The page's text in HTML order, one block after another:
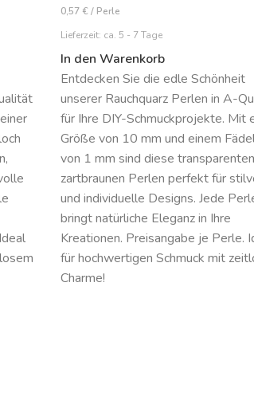
0,57 € / Perle
Lieferzeit: ca. 5 - 7 Tage
In den Warenkorb
Entdecken Sie die edle Schönheit
unserer Rauchquarz Perlen in A-
für Ihre DIY-Schmuckprojekte. Mit
Größe von 10 mm und einem
von 1 mm sind diese
zartbraunen Perlen perfekt für
und individuelle Designs. Jede
bringt natürliche Eleganz in Ihre
Kreationen. Preisangabe je Perle.
für hochwertigen Schmuck mit
Charme!